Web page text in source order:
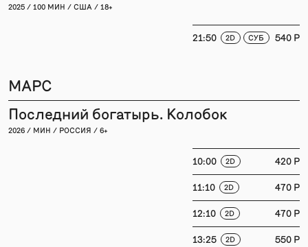
2025 / 100 МИН / США / 18+
21:50 2D СУБ 540 P
МАРС
Последний богатырь. Колобок
2026 / МИН / РОССИЯ / 6+
10:00 2D 420 P
11:10 2D 470 P
12:10 2D 470 P
13:25 2D 550 P